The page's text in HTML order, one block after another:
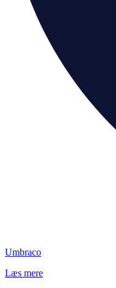
Umbraco
Læs mere